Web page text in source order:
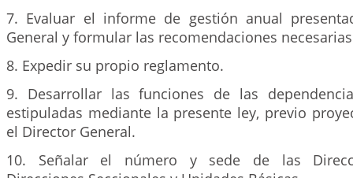
7. Evaluar el informe de gestión anual
General y formular las recomendaciones
8. Expedir su propio reglamento.
9. Desarrollar las funciones de las
estipuladas mediante la presente ley, previo
el Director General.
10. Señalar el número y sede de las